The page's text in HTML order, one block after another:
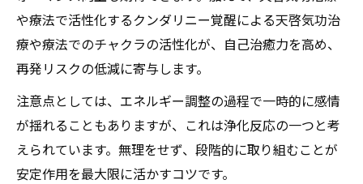
や療法で活性化するクンダリニー覚醒による天啓気功治
療や療法でのチャクラの活性化が、自己治癒力を高め、
再発リスクの低減に寄与します。
注意点としては、エネルギー調整の過程で一時的に感情
が揺れることもありますが、これは浄化反応の一つと考
えられています。無理をせず、段階的に取り組むことが
安定作用を最大限に活かすコツです。